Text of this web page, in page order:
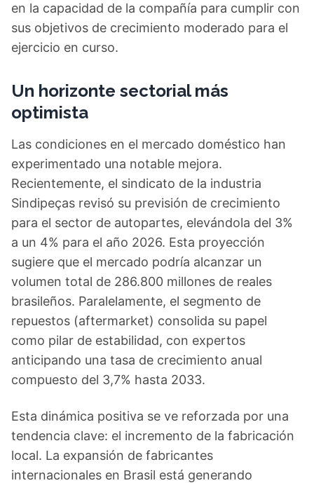
en la capacidad de la compañía para cumplir con
sus objetivos de crecimiento moderado para el
ejercicio en curso.
Un horizonte sectorial más
optimista
Las condiciones en el mercado doméstico han
experimentado una notable mejora.
Recientemente, el sindicato de la industria
Sindipeças revisó su previsión de crecimiento
para el sector de autopartes, elevándola del 3%
a un 4% para el año 2026. Esta proyección
sugiere que el mercado podría alcanzar un
volumen total de 286.800 millones de reales
brasileños. Paralelamente, el segmento de
repuestos (aftermarket) consolida su papel
como pilar de estabilidad, con expertos
anticipando una tasa de crecimiento anual
compuesto del 3,7% hasta 2033.
Esta dinámica positiva se ve reforzada por una
tendencia clave: el incremento de la fabricación
local. La expansión de fabricantes
internacionales en Brasil está generando